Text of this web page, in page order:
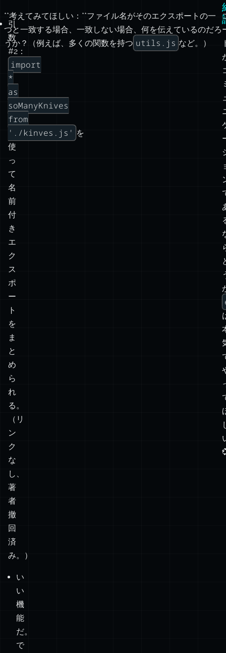
引
数
#2：
import
*
as
soManyKnives
from
'./kinves.js' を
使
っ
て
名
前
付
き
エ
ク
ス
ポ
ー
ト
を
ま
と
め
ら
れ
る。
（リ
ン
ク
な
し、
著
者
撤
回
済
み。）
い
い
機
能
だ。
で
と
め
も
の
を
エ
ク
ス
ポ
す
る
方
法
は
く
さ
ん
の
み
合
あ
り、
そ
れ
ぞ
れ
が
異
物
る：
**考えてみてほしい：**ファイル名がそのエクスポートの一
つと一致する場合、一致しない場合、何を伝えているのだろ
うか？（例えば、多くの関数を持つ utils.js など。）